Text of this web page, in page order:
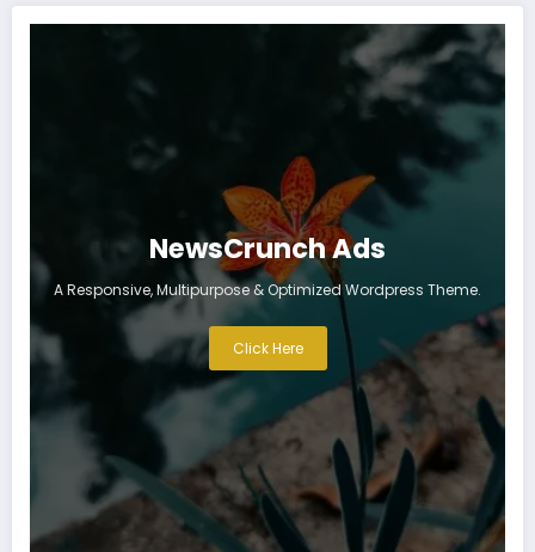
NewsCrunch Ads
A Responsive, Multipurpose & Optimized Wordpress Theme.
Click Here